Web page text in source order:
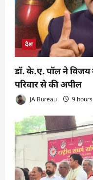
देश
डॉ. के.ए. पॉल ने विजय
परिवार से की अपील
JA Bureau 9